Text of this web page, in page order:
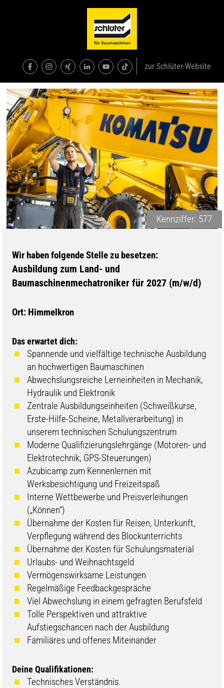
zur Schlüter-Website
Kennziffer: 577
Wir haben folgende Stelle zu besetzen:
Ausbildung zum Land- und
Baumaschinenmechatroniker für 2027 (m/w/d)
Ort: Himmelkron
Das erwartet dich:
Spannende und vielfältige technische Ausbildung
an hochwertigen Baumaschinen
Abwechslungsreiche Lerneinheiten in Mechanik,
Hydraulik und Elektronik
Zentrale Ausbildungseinheiten (Schweißkurse,
Erste-Hilfe-Scheine, Metallverarbeitung) in
unserem technischen Schulungszentrum
Moderne Qualifizierungslehrgänge (Motoren- und
Elektrotechnik, GPS-Steuerungen)
Azubicamp zum Kennenlernen mit
Werksbesichtigung und Freizeitspaß
Interne Wettbewerbe und Preisverleihungen
(„Können“)
Übernahme der Kosten für Reisen, Unterkunft,
Verpflegung während des Blockunterrichts
Übernahme der Kosten für Schulungsmaterial
Urlaubs- und Weihnachtsgeld
Vermögenswirksame Leistungen
Regelmäßige Feedbackgespräche
Viel Abwechslung in einem gefragten Berufsfeld
Tolle Perspektiven und attraktive
Aufstiegschancen nach der Ausbildung
Familiäres und offenes Miteinander
Deine Qualifikationen:
Technisches Verständnis